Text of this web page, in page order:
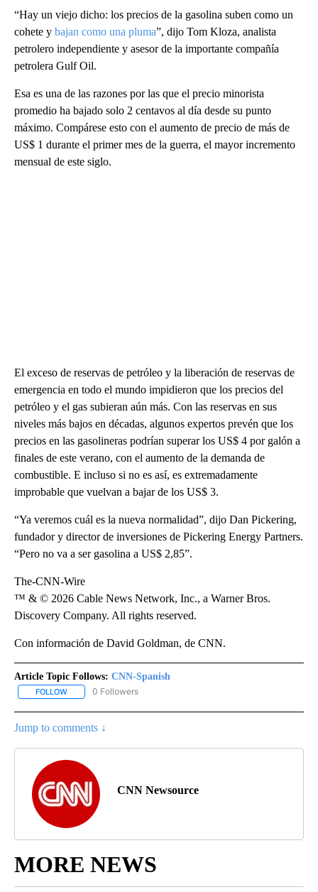
“Hay un viejo dicho: los precios de la gasolina suben como un
cohete y bajan como una pluma”, dijo Tom Kloza, analista
petrolero independiente y asesor de la importante compañía
petrolera Gulf Oil.
Esa es una de las razones por las que el precio minorista
promedio ha bajado solo 2 centavos al día desde su punto
máximo. Compárese esto con el aumento de precio de más de
US$ 1 durante el primer mes de la guerra, el mayor incremento
mensual de este siglo.
El exceso de reservas de petróleo y la liberación de reservas de
emergencia en todo el mundo impidieron que los precios del
petróleo y el gas subieran aún más. Con las reservas en sus
niveles más bajos en décadas, algunos expertos prevén que los
precios en las gasolineras podrían superar los US$ 4 por galón a
finales de este verano, con el aumento de la demanda de
combustible. E incluso si no es así, es extremadamente
improbable que vuelvan a bajar de los US$ 3.
“Ya veremos cuál es la nueva normalidad”, dijo Dan Pickering,
fundador y director de inversiones de Pickering Energy Partners.
“Pero no va a ser gasolina a US$ 2,85”.
The-CNN-Wire
™ & © 2026 Cable News Network, Inc., a Warner Bros.
Discovery Company. All rights reserved.
Con información de David Goldman, de CNN.
Article Topic Follows: CNN-Spanish
FOLLOW FOLLOW "CNN-SPANISH" TO RECEIVE NOTIFICATIONS ABOUT
0 Followers
Jump to comments ↓
CNN Newsource
MORE NEWS